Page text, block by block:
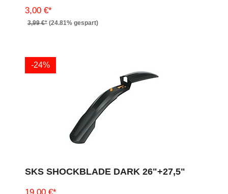
3,00 €*
3,99 €* (24.81% gespart)
-24%
SKS SHOCKBLADE DARK 26"+27,5"
19,00 €*